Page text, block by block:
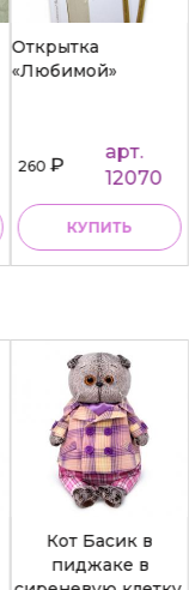
Открытка
«Любимой»
260₽
арт.
12070
КУПИТЬ
Кот Басик в
пиджаке в